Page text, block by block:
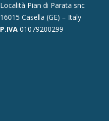
Località Pian di Parata snc
16015 Casella (GE) – Italy
P.IVA01079200299